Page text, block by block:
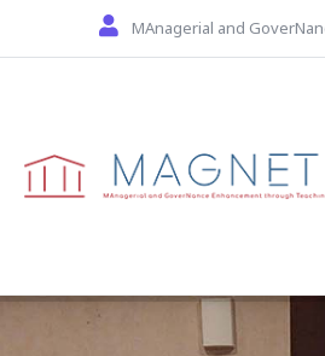
Skip to main contentMAnagerial and